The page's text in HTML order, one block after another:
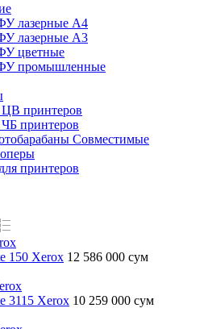
лазерные А4
лазерные А3
цветные
промышленные
принтеров
принтеров
Совместимые
принтеров
150 Xerox 12 586 000 сум
3115 Xerox 10 259 000 сум